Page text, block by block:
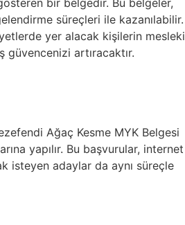
bir belgedir. Bu belgeler,
süreçleri ile kazanılabilir.
yer alacak kişilerin mesleki
artıracaktır.
Ağaç Kesme MYK Belgesi
yapılır. Bu başvurular, internet
isteyen adaylar da aynı süreçle